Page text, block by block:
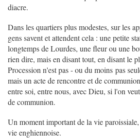
diacre.
Dans les quartiers plus modestes, sur les
gens savent et attendent cela : une petite
longtemps de Lourdes, une fleur ou une
rien dire, mais en disant tout, en disant le
Procession n'est pas - ou du moins pas
mais un acte de rencontre et de
entre soi, entre nous, avec Dieu, si l'on
de communion.
Un moment important de la vie paroissiale,
vie enghiennoise.